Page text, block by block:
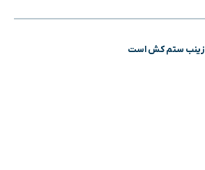
زینب ستم کش است